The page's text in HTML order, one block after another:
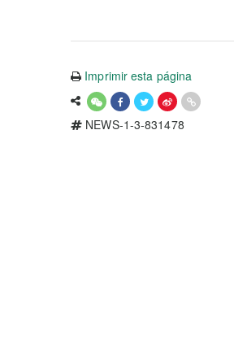
Imprimir esta página
NEWS-1-3-831478